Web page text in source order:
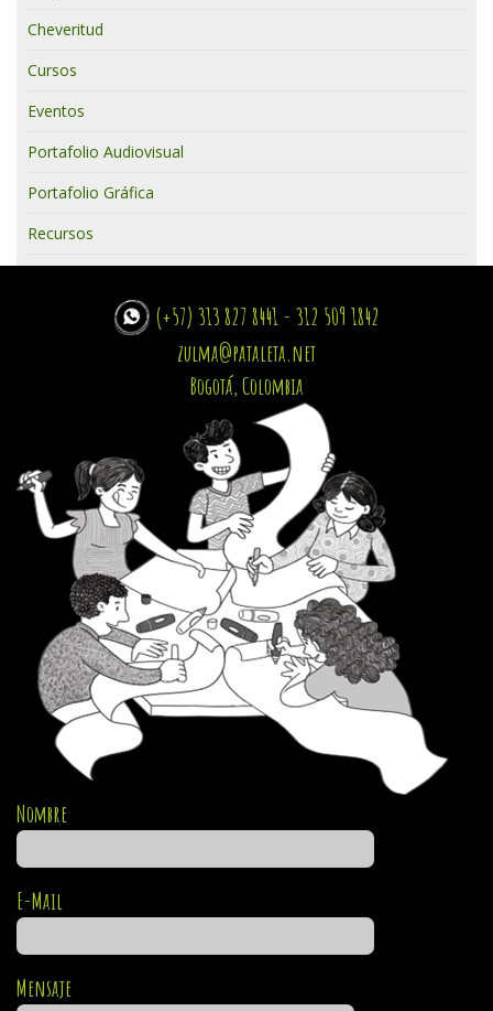
Cheveritud
Cursos
Eventos
Portafolio Audiovisual
Portafolio Gráfica
Recursos
(+57) 313 827 8441 - 312 509 1842
zulma@pataleta.net
Bogotá, Colombia
Nombre
E-Mail
Mensaje